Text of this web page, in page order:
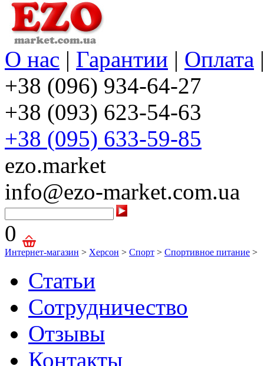
О нас | Гарантии | Оплата
+38 (096) 934-64-27
+38 (093) 623-54-63
+38 (095) 633-59-85
ezo.market
info@ezo-market.com.ua
0
Интернет-магазин > Херсон > Спорт > Спортивное питание >
Статьи
Сотрудничество
Отзывы
Контакты